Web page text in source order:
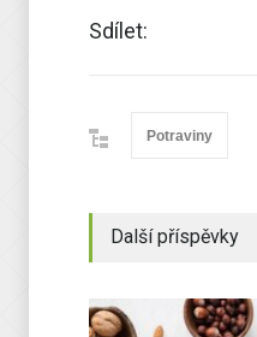
Sdílet:
Potraviny
Další příspěvky